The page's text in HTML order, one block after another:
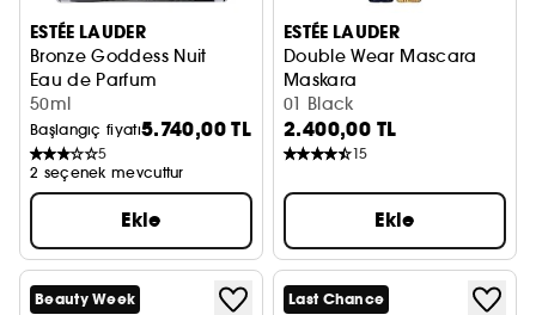
ESTÉE LAUDER
Bronze Goddess Nuit
Eau de Parfum
50ml
Başlangıç fiyatı5.740,00 TL
5
2 seçenek mevcuttur
Ekle
ESTÉE LAUDER
Double Wear Mascara
Maskara
01 Black
2.400,00 TL
15
Ekle
Beauty Week Last Chance